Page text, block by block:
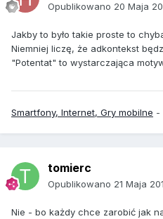
Opublikowano 20 Maja
Jakby to było takie proste to
Niemniej liczę, że adkontekst
"Potentat" to wystarczająca
Smartfony, Internet, Gry mobilne -
tomierc
Opublikowano 21 Maja
Nie - bo każdy chce zarobić jak